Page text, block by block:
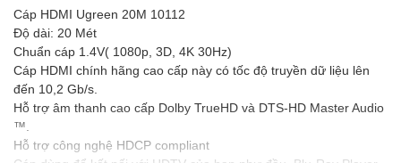
Cáp HDMI Ugreen 20M 10112
Độ dài: 20 Mét
Chuẩn cáp 1.4V( 1080p, 3D, 4K 30Hz)
Cáp HDMI chính hãng cao cấp này có tốc độ truyền dữ liệu lên
đến 10,2 Gb/s.
Hỗ trợ âm thanh cao cấp Dolby TrueHD và DTS-HD Master Audio
™.
Hỗ trợ công nghệ HDCP compliant